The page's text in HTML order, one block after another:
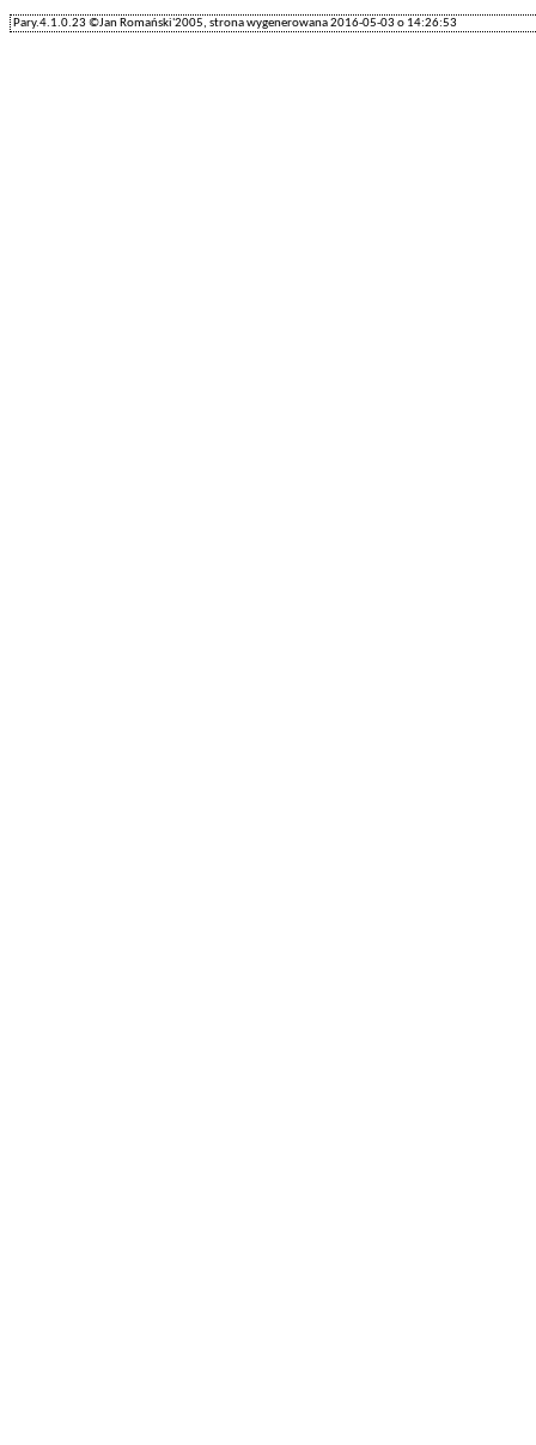
Pary.4.1.0.23 ©Jan Romański'2005, strona wygenerowana 2016-05-03 o 14:26:53